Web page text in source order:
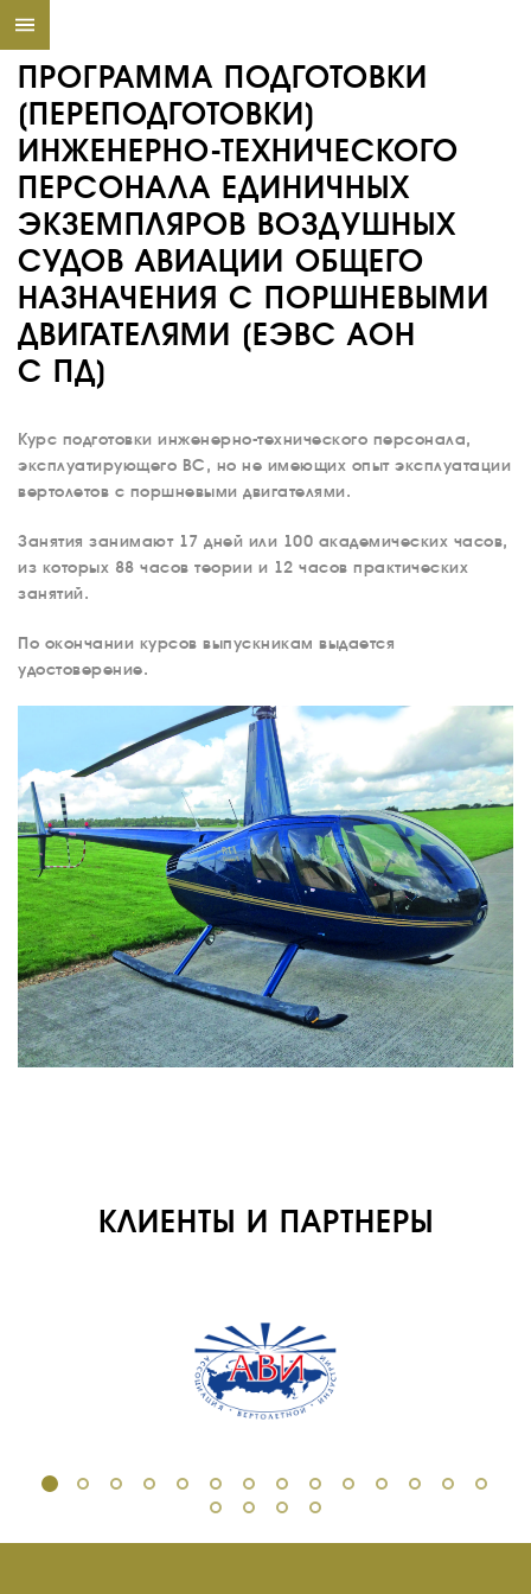
О КОМПАНИИ
ВАКАНСИИ
ДОКУМЕНТЫ
ВНУТРЕННИЕ
СОУТ
ДОКУМЕНТЫ
КОМПАНИИ
АВИАПАРК
УСЛУГИ
ПРОДАЖА
ПРОГРАММА ПОДГОТОВКИ
(ПЕРЕПОДГОТОВКИ)
ИНЖЕНЕРНО-ТЕХНИЧЕСКОГО
ПЕРСОНАЛА ЕДИНИЧНЫХ
ЭКЗЕМПЛЯРОВ ВОЗДУШНЫХ
СУДОВ АВИАЦИИ ОБЩЕГО
НАЗНАЧЕНИЯ С ПОРШНЕВЫМИ
ДВИГАТЕЛЯМИ (ЕЭВС АОН
С ПД)
Курс подготовки инженерно-технического персонала,
эксплуатирующего ВС, но не имеющих опыт эксплуатации
вертолетов с поршневыми двигателями.
Занятия занимают 17 дней или 100 академических часов,
из которых 88 часов теории и 12 часов практических
занятий.
По окончании курсов выпускникам выдается
удостоверение.
КЛИЕНТЫ И ПАРТНЕРЫ